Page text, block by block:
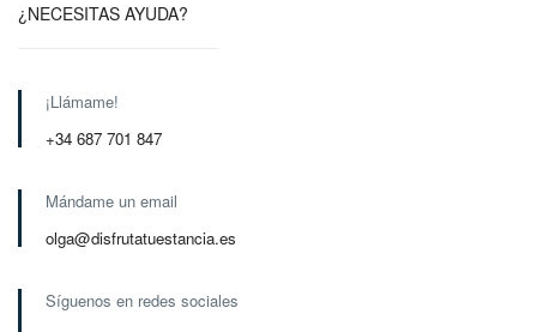
¿NECESITAS AYUDA?
¡Llámame!
+34 687 701 847
Mándame un email
olga@disfrutatuestancia.es
Síguenos en redes sociales